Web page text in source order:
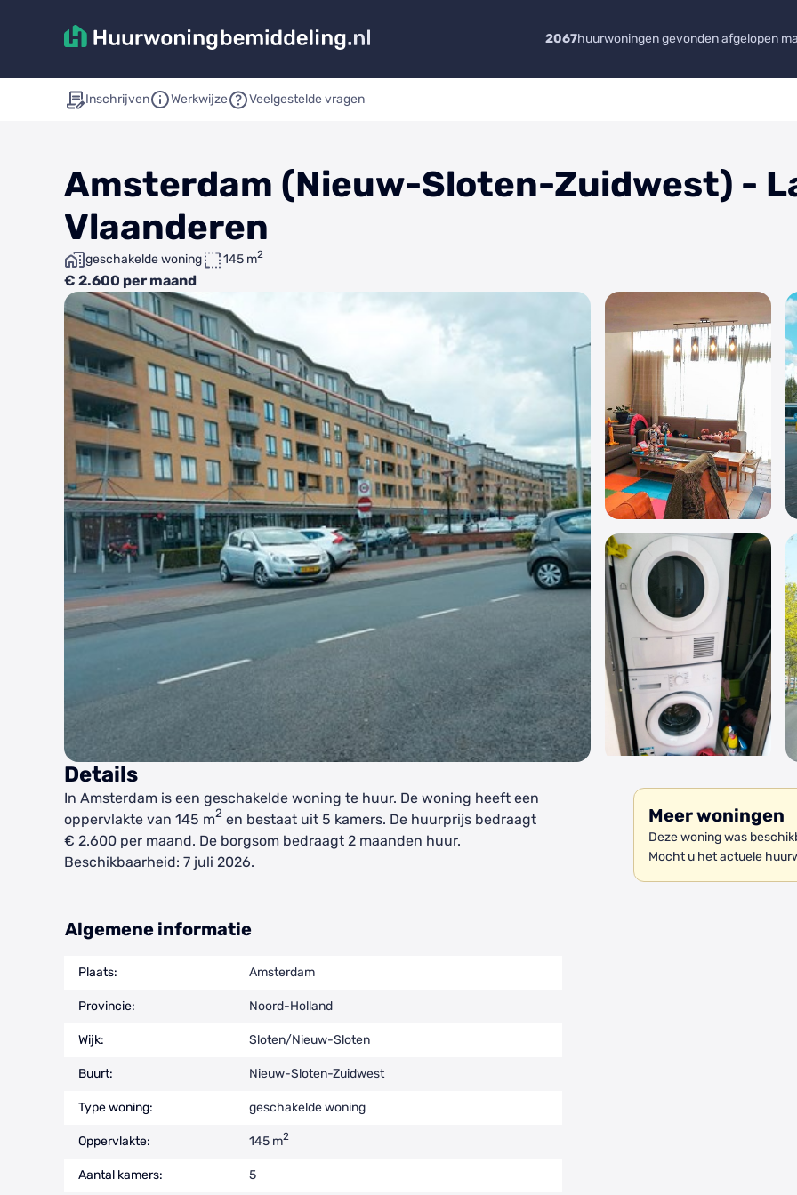
2067huurwoningen gevonden afgelopen
Inschrijven Werkwijze Veelgestelde vragen
Amsterdam (Nieuw-Sloten-Zuidwest) -
Vlaanderen
geschakelde woning 145 m2
€ 2.600 per maand
Details
In Amsterdam is een geschakelde woning te huur. De woning heeft een
oppervlakte van 145 m2 en bestaat uit 5 kamers. De huurprijs bedraagt
€ 2.600 per maand. De borgsom bedraagt 2 maanden huur.
Beschikbaarheid: 7 juli 2026.
Meer woningen
Deze woning was
Mocht u het actuele
Algemene informatie
Plaats: Amsterdam
Provincie: Noord-Holland
Wijk: Sloten/Nieuw-Sloten
Buurt: Nieuw-Sloten-Zuidwest
Type woning: geschakelde woning
Oppervlakte: 145 m2
Aantal kamers: 5